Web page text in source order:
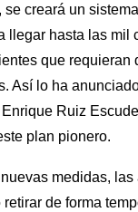
se creará un
llegar hasta las mil
que requieran
Así lo ha
Ruiz
plan pionero.
medidas,
retirar de forma